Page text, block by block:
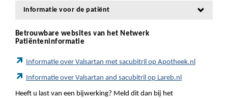
Informatie voor de patiënt
Betrouwbare websites van het Netwerk
Patiënteninformatie
Informatie over Valsartan met sacubitril op Apotheek.nl
Informatie over Valsartan and sacubitril op Lareb.nl
Heeft u last van een bijwerking? Meld dit dan bij het